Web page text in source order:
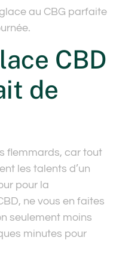
au CBG parfaite
CBD
de
flemmards, car tout
les talents d’un
pour la
ne vous en faites
seulement moins
minutes pour